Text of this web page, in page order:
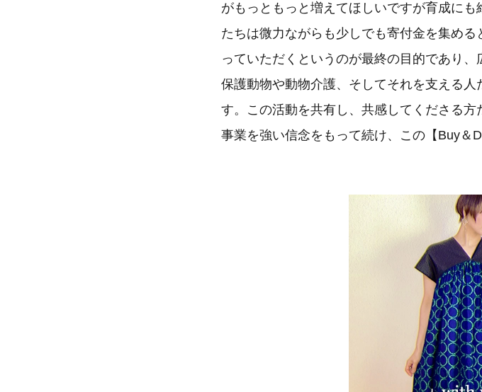
がもっともっと増えてほしいですが育成に
たちは微力ながらも少しでも寄付金を集め
っていただくというのが最終の目的であり
保護動物や動物介護、そしてそれを支える
す。この活動を共有し、共感してくださる
事業を強い信念をもって続け、この【Buy＆